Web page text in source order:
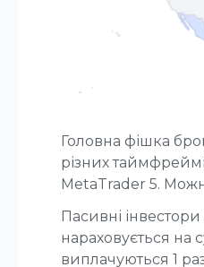
Головна фішка
різних
MetaTrader 5.
Пасивні
нараховується на
виплачуються 1